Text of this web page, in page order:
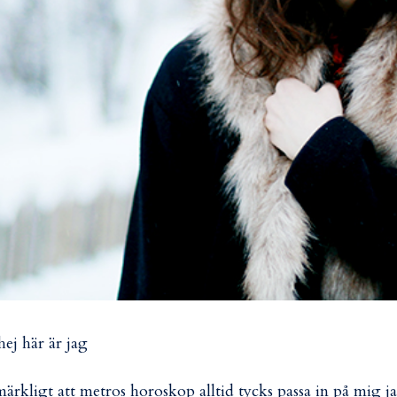
här är jag
att metros horoskop alltid tycks passa in på mig